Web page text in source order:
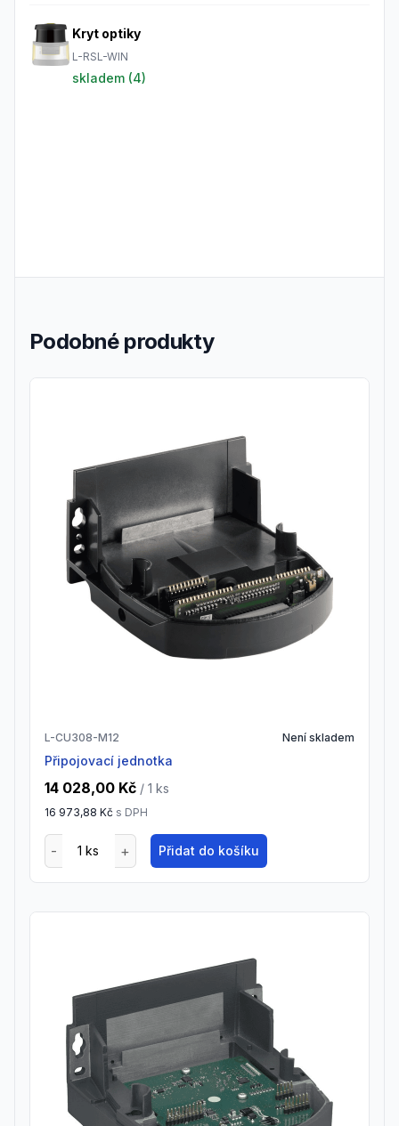
Kryt optiky
L-RSL-WIN
skladem (4)
Podobné produkty
L-CU308-M12 Není skladem
Připojovací jednotka
14 028,00 Kč / 1 ks
16 973,88 Kč s DPH
Přidat do košíku